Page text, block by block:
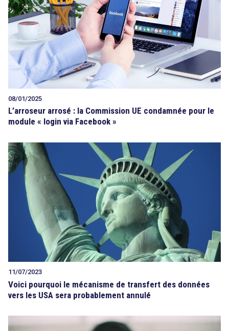
08/01/2025
L’arroseur arrosé : la Commission UE condamnée pour le
module « login via Facebook »
11/07/2023
Voici pourquoi le mécanisme de transfert des données
vers les USA sera probablement annulé